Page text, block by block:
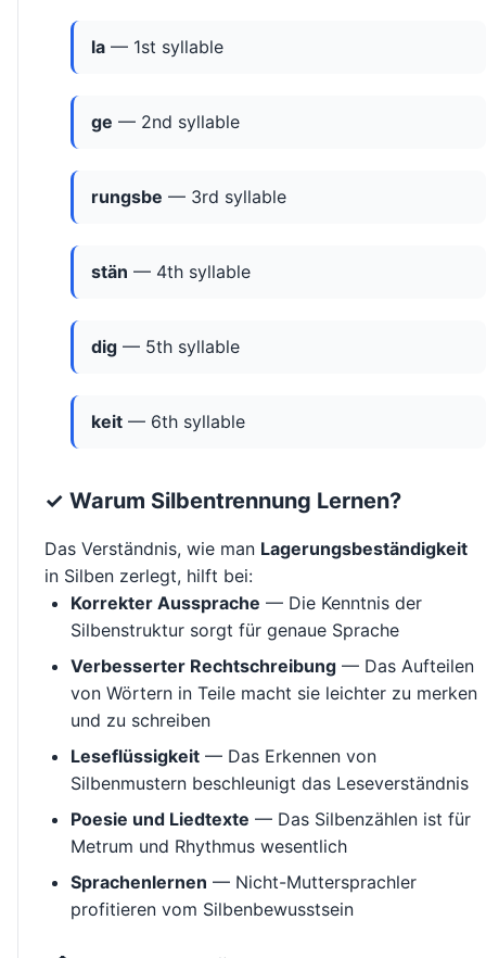
la — 1st syllable
ge — 2nd syllable
rungsbe — 3rd syllable
stän — 4th syllable
dig — 5th syllable
keit — 6th syllable
✓ Warum Silbentrennung Lernen?
Das Verständnis, wie man Lagerungsbeständigkeit
in Silben zerlegt, hilft bei:
Korrekter Aussprache — Die Kenntnis der
Silbenstruktur sorgt für genaue Sprache
Verbesserter Rechtschreibung — Das Aufteilen
von Wörtern in Teile macht sie leichter zu merken
und zu schreiben
Leseflüssigkeit — Das Erkennen von
Silbenmustern beschleunigt das Leseverständnis
Poesie und Liedtexte — Das Silbenzählen ist für
Metrum und Rhythmus wesentlich
Sprachenlernen — Nicht-Muttersprachler
profitieren vom Silbenbewusstsein